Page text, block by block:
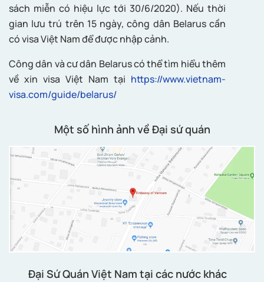
sách miễn có hiệu lực tới 30/6/2020). Nếu thời
gian lưu trú trên 15 ngày, công dân Belarus cần
có visa Việt Nam để được nhập cảnh.
Công dân và cư dân Belarus có thể tìm hiểu thêm
về xin visa Việt Nam tại https://www.vietnam-
visa.com/guide/belarus/
Một số hình ảnh về Đại sứ quán
Đại Sứ Quán Việt Nam tại các nước khác